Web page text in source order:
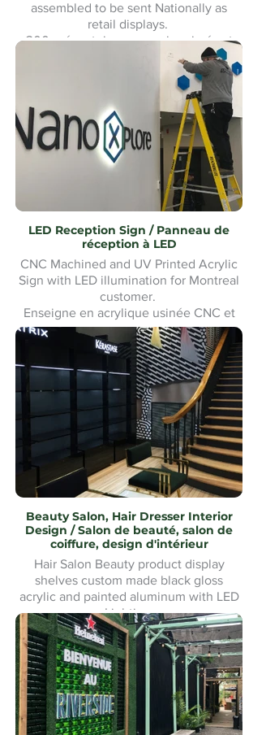
assembled to be sent Nationally as
retail displays.
300 présentoirs conçus, imprimés et
assemblés pour être expédiés à
l'échelle nationale comme présentoirs
de vente au détail.
LED Reception Sign / Panneau de
réception à LED
CNC Machined and UV Printed Acrylic
Sign with LED illumination for Montreal
customer.
Enseigne en acrylique usinée CNC et
imprimée UV avec éclairage LED pour
un client de Montréal. Fabrication et
installation sur mesure.Custom made
and Installation.
Beauty Salon, Hair Dresser Interior
Design / Salon de beauté, salon de
coiffure, design d'intérieur
Hair Salon Beauty product display
shelves custom made black gloss
acrylic and painted aluminum with LED
Lighting.
Présentoirs de produits de beauté pour
salon de coiffure fabriqués sur mesure
en acrylique noir brillant et aluminium
peint avec éclairage LED